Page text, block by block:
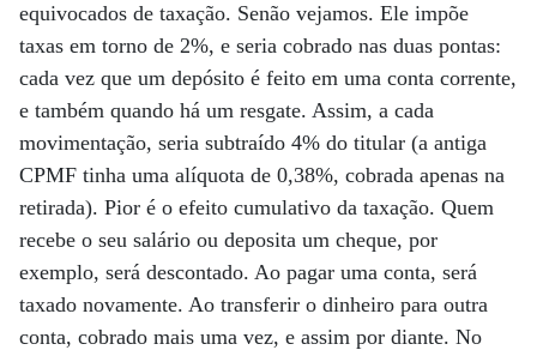
equivocados de taxação. Senão vejamos. Ele impõe
taxas em torno de 2%, e seria cobrado nas duas pontas:
cada vez que um depósito é feito em uma conta corrente,
e também quando há um resgate. Assim, a cada
movimentação, seria subtraído 4% do titular (a antiga
CPMF tinha uma alíquota de 0,38%, cobrada apenas na
retirada). Pior é o efeito cumulativo da taxação. Quem
recebe o seu salário ou deposita um cheque, por
exemplo, será descontado. Ao pagar uma conta, será
taxado novamente. Ao transferir o dinheiro para outra
conta, cobrado mais uma vez, e assim por diante. No